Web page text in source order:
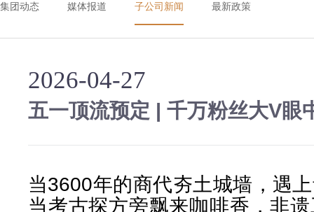
集团动态 媒体报道 子公司新闻 最新政策
2026-04-27
五一顶流预定 | 千万粉丝大V眼
当3600年的商代夯土城墙，遇
当考古探方旁飘来咖啡香，非